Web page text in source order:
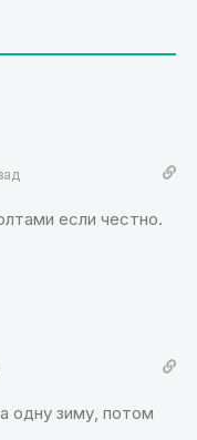
если честно.
одну зиму, потом